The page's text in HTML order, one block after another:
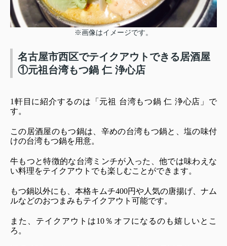
※画像はイメージです。
名古屋市西区でテイクアウトできる居酒屋
①元祖台湾もつ鍋 仁 浄心店
1軒目に紹介するのは「元祖 台湾もつ鍋 仁 浄心店」で
す。
この居酒屋のもつ鍋は、辛めの台湾もつ鍋と、塩の味付
けの台湾もつ鍋を用意。
牛もつと特徴的な台湾ミンチが入った、他では味わえな
い料理をテイクアウトでも楽しむことができます。
もつ鍋以外にも、本格キムチ400円や人気の唐揚げ、ナム
ルなどのおつまみもテイクアウト可能です。
また、テイクアウトは10％オフになるのも嬉しいとこ
ろ。